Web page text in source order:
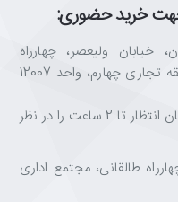
خرید حضوری:
خیابان ولیعصر، چهارراه
طالقانی، مجتمع تجاری نور تهران، طبقه تجاری چهارم، واحد 12007
(به علت حجم بالای سفارشات، حتما زمان انتظار تا 2 ساعت را در نظر
طالقانی، مجتمع اداری